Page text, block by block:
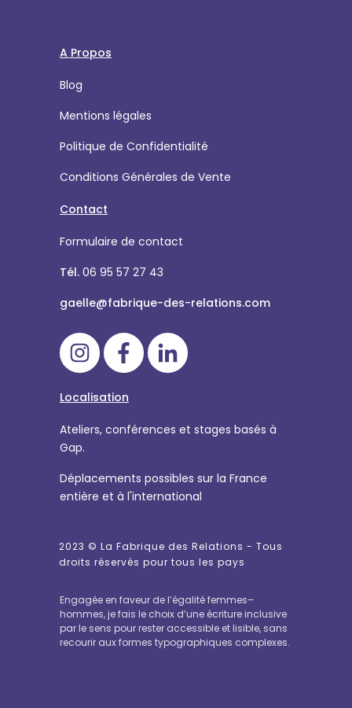
A Propos
Blog
Mentions légales
Politique de Confidentialité
Conditions Générales de Vente
Contact
Formulaire de contact
Tél. 06 95 57 27 43
gaelle@fabrique-des-relations.com
Localisation
Ateliers, conférences et stages basés à
Gap.
Déplacements possibles sur la France
entière et à l'international
2023 © La Fabrique des Relations - Tous
droits réservés pour tous les pays
Engagée en faveur de l’égalité femmes–
hommes, je fais le choix d’une écriture inclusive
par le sens pour rester accessible et lisible, sans
recourir aux formes typographiques complexes.